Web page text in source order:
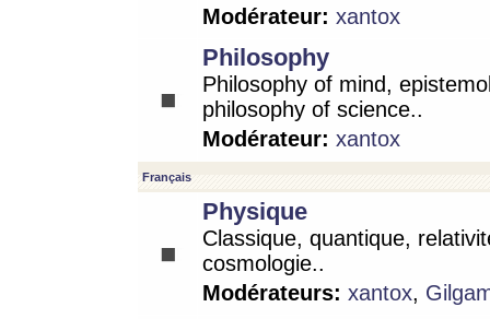
Modérateur: xantox
Philosophy
Philosophy of mind,
philosophy of science..
Modérateur: xantox
Français
Physique
Classique, quantique,
cosmologie..
Modérateurs: xantox,